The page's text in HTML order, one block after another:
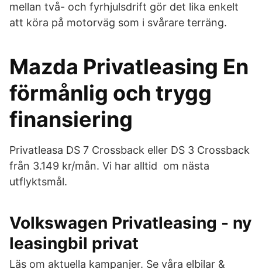
mellan två- och fyrhjulsdrift gör det lika enkelt
att köra på motorväg som i svårare terräng.
Mazda Privatleasing En
förmånlig och trygg
finansiering
Privatleasa DS 7 Crossback eller DS 3 Crossback
från 3.149 kr/mån. Vi har alltid​ om nästa
utflyktsmål.
Volkswagen Privatleasing - ny
leasingbil privat
Läs om aktuella kampanjer. Se våra elbilar &